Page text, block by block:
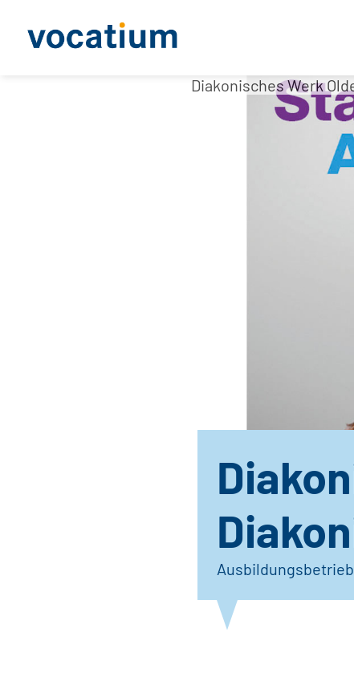
Diakonisches Werk
Ausbildungsbetrieb